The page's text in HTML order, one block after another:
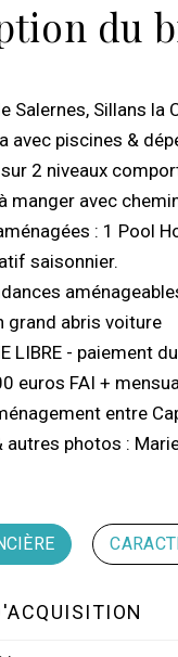
du
Salernes, Sillans
avec piscines &
2 niveaux
manger avec
: 1 Pool
saisonnier.
grand abris voiture
LIBRE - paiement
euros FAI +
entre
photos :